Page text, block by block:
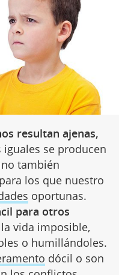
resultan ajenas,
se producen
también
los que nuestro
oportunas.
para otros
vida imposible,
o humillándoles.
dócil o son